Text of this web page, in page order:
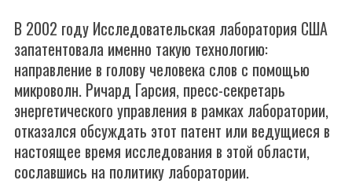
В 2002 году Исследовательская лаборатория США
запатентовала именно такую технологию:
направление в голову человека слов с помощью
микроволн. Ричард Гарсия, пресс-секретарь
энергетического управления в рамках лаборатории,
отказался обсуждать этот патент или ведущиеся в
настоящее время исследования в этой области,
сославшись на политику лаборатории.